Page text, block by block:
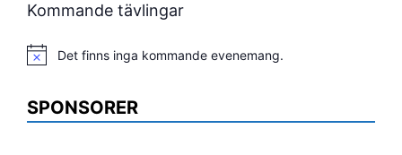
Kommande tävlingar
Notis Det finns inga kommande evenemang.
SPONSORER